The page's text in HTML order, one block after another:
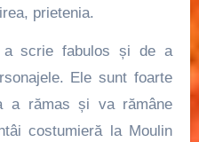
prietenia.
scrie fabulos și de a
Ele sunt foarte
a rămas și va rămâne
costumieră la Moulin